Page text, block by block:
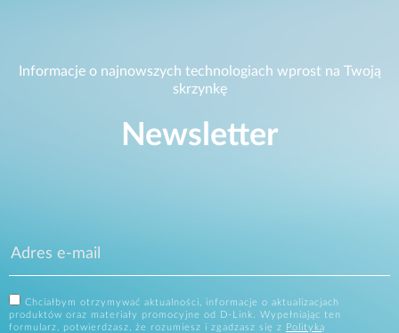
Informacje o najnowszych technologiach wprost na Twoją
skrzynkę
Newsletter
Chciałbym otrzymywać aktualności, informacje o aktualizacjach
produktów oraz materiały promocyjne od D-Link. Wypełniając ten
formularz, potwierdzasz, że rozumiesz i zgadzasz się z
Polityką